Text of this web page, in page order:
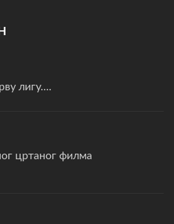
лигу....
цртаног филма